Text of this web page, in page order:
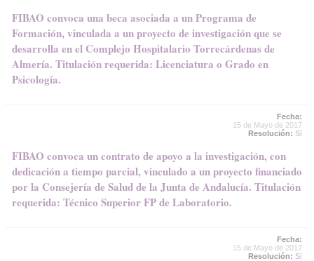
FIBAO convoca una beca asociada a un Programa de
Formación, vinculada a un proyecto de investigación que se
desarrolla en el Complejo Hospitalario Torrecárdenas de
Almería. Titulación requerida: Licenciatura o Grado en
Psicología.
Fecha:
15 de Mayo de 2017
Resolución: Sí
FIBAO convoca un contrato de apoyo a la investigación, con
dedicación a tiempo parcial, vinculado a un proyecto financiado
por la Consejería de Salud de la Junta de Andalucía. Titulación
requerida: Técnico Superior FP de Laboratorio.
Fecha:
15 de Mayo de 2017
Resolución: Sí